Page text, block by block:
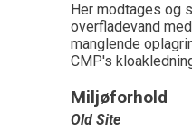
Her modtages og
overfladevand
manglende
CMP's
Miljøforhold
Old Site